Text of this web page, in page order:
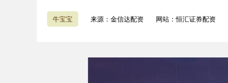
牛宝宝 来源：金信达配资 网站：恒汇证券配资